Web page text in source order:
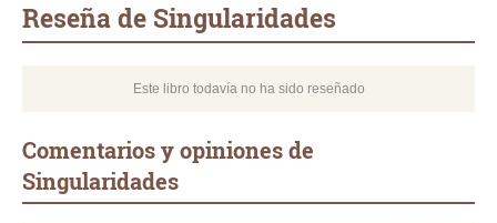
Reseña de Singularidades
Este libro todavía no ha sido reseñado
Comentarios y opiniones de
Singularidades